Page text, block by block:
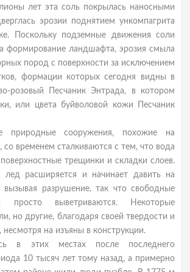
лет эта соль покрылась наносными
эрозии поднятием ункомпагрита
Поскольку подземные движения соли
формирование ландшафта, эрозия смыла
пород с поверхности за исключением
формации которых сегодня видны в
розовый Песчаник Энтрада, в котором
или цвета буйволовой кожи Песчаник
природные сооружения, похожие на
со временем сталкиваются с тем, что вода
поверхностные трещинки и складки слоев.
лед расширяется и начинает давить на
вызывая разрушение, так что свободные
просто выветриваются. Некоторые
но другие, благодаря своей твердости и
несмотря на изъяны в конструкции.
в этих местах после последнего
10 тысяч лет тому назад, а примерно